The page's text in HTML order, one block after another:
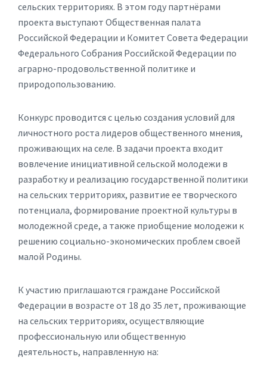
сельских территориях. В этом году партнёрами
проекта выступают Общественная палата
Российской Федерации и Комитет Совета Федерации
Федерального Собрания Российской Федерации по
аграрно-продовольственной политике и
природопользованию.
Конкурс проводится с целью создания условий для
личностного роста лидеров общественного мнения,
проживающих на селе. В задачи проекта входит
вовлечение инициативной сельской молодежи в
разработку и реализацию государственной политики
на сельских территориях, развитие ее творческого
потенциала, формирование проектной культуры в
молодежной среде, а также приобщение молодежи к
решению социально-экономических проблем своей
малой Родины.
К участию приглашаются граждане Российской
Федерации в возрасте от 18 до 35 лет, проживающие
на сельских территориях, осуществляющие
профессиональную или общественную
деятельность, направленную на: